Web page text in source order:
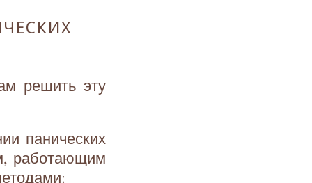
решить эту
панических
работающим